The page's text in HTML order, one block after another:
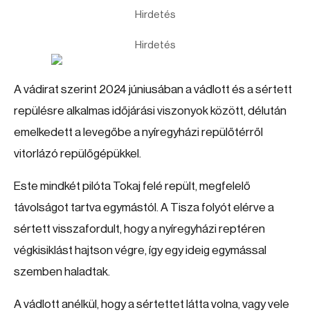
Hirdetés
Hirdetés
A vádirat szerint 2024 júniusában a vádlott és a sértett
repülésre alkalmas időjárási viszonyok között, délután
emelkedett a levegőbe a nyíregyházi repülőtérről
vitorlázó repülőgépükkel.
Este mindkét pilóta Tokaj felé repült, megfelelő
távolságot tartva egymástól. A Tisza folyót elérve a
sértett visszafordult, hogy a nyíregyházi reptéren
végkisiklást hajtson végre, így egy ideig egymással
szemben haladtak.
A vádlott anélkül, hogy a sértettet látta volna, vagy vele